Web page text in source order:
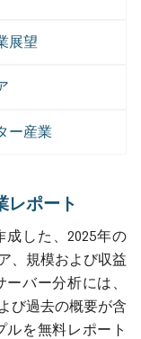
展望
ー産業
レポート
した、2025年の
、規模および収益
バー分析には、
び過去の概要が含
ルを無料レポート